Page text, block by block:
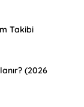
Takibi
(2026